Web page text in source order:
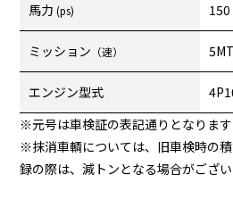
馬力 (ps) 150
ミッション （速） 5MT
エンジン型式
※元号は車検証の表記通りとなります
※抹消車輌については、旧車検時の
録の際は、減トンとなる場合がござ